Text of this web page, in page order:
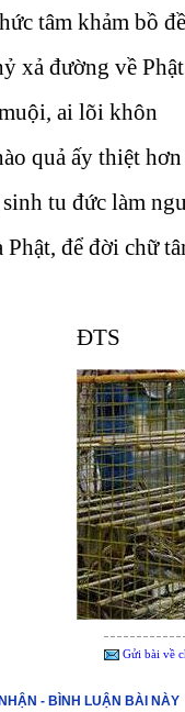
tâm khảm bồ đề
xả đường về
ai lõi khôn
quả ấy thiệt
tu đức làm
Phật, để đời chữ
ĐTS
Gửi bài về
- BÌNH LUẬN BÀI NÀY